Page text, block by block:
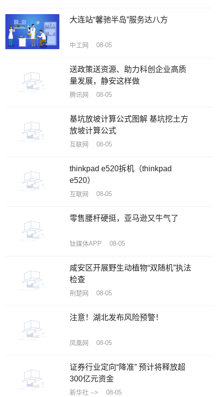
大连站“馨驰半岛”服务达八方
中工网 08-05
送政策送资源、助力科创企业高质
量发展，静安这样做
腾讯网 08-05
基坑放坡计算公式图解 基坑挖土方
放坡计算公式
互联网 08-05
thinkpad e520拆机（thinkpad
e520）
互联网 08-05
零售腰杆硬挺，亚马逊又牛气了
钛媒体APP 08-05
咸安区开展野生动植物“双随机”执法
检查
荆楚网 08-05
注意！湖北发布风险预警！
凤凰网 08-05
证券行业定向“降准” 预计将释放超
300亿元资金
新华社 --> 08-05